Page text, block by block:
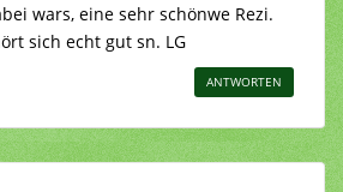
wars, eine sehr schönwe Rezi.
sich echt gut sn. LG
ANTWORTEN